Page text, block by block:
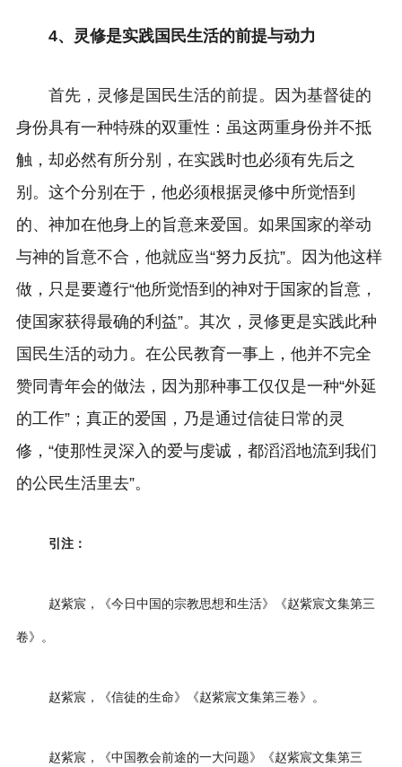
4、灵修是实践国民生活的前提与动力
首先，灵修是国民生活的前提。因为基督徒的
身份具有一种特殊的双重性：虽这两重身份并不抵
触，却必然有所分别，在实践时也必须有先后之
别。这个分别在于，他必须根据灵修中所觉悟到
的、神加在他身上的旨意来爱国。如果国家的举动
与神的旨意不合，他就应当“努力反抗”。因为他这样
做，只是要遵行“他所觉悟到的神对于国家的旨意，
使国家获得最确的利益”。其次，灵修更是实践此种
国民生活的动力。在公民教育一事上，他并不完全
赞同青年会的做法，因为那种事工仅仅是一种“外延
的工作”；真正的爱国，乃是通过信徒日常的灵
修，“使那性灵深入的爱与虔诚，都滔滔地流到我们
的公民生活里去”。
引注：
赵紫宸，《今日中国的宗教思想和生活》《赵紫宸文集第三
卷》。
赵紫宸，《信徒的生命》《赵紫宸文集第三卷》。
赵紫宸，《中国教会前途的一大问题》《赵紫宸文集第三